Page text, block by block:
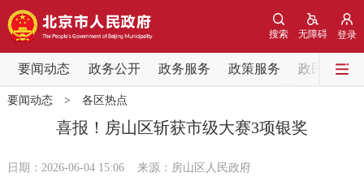
登录
无障碍
搜索
要闻动态 政务公开 政务服务 政策服务 政民互动
要闻动态
党中央精神
要闻动态> 各区热点
喜报！房山区斩获市级大赛3项银奖
日期：2026-06-04 15:06 来源：房山区人民政府